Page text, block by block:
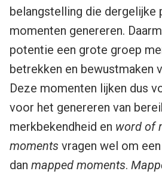
belangstelling die dergelijke
momenten genereren.
potentie een grote groep
betrekken en bewustmaken
Deze momenten lijken dus
voor het genereren van
merkbekendheid en word of
moments vragen wel om
dan mapped moments.